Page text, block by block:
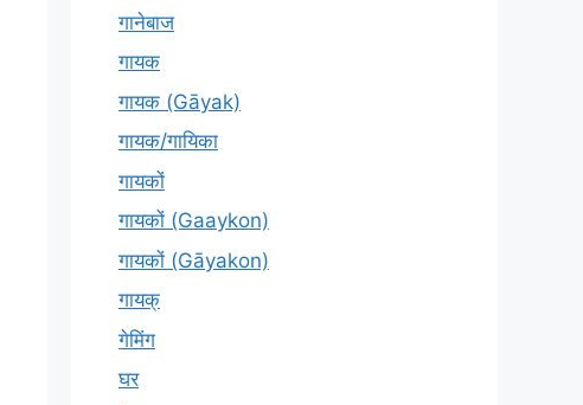
गानेबाज
गायक
गायक (Gāyak)
गायक/गायिका
गायकों
गायकों (Gaaykon)
गायकों (Gāyakon)
गायक्
गेमिंग
घर